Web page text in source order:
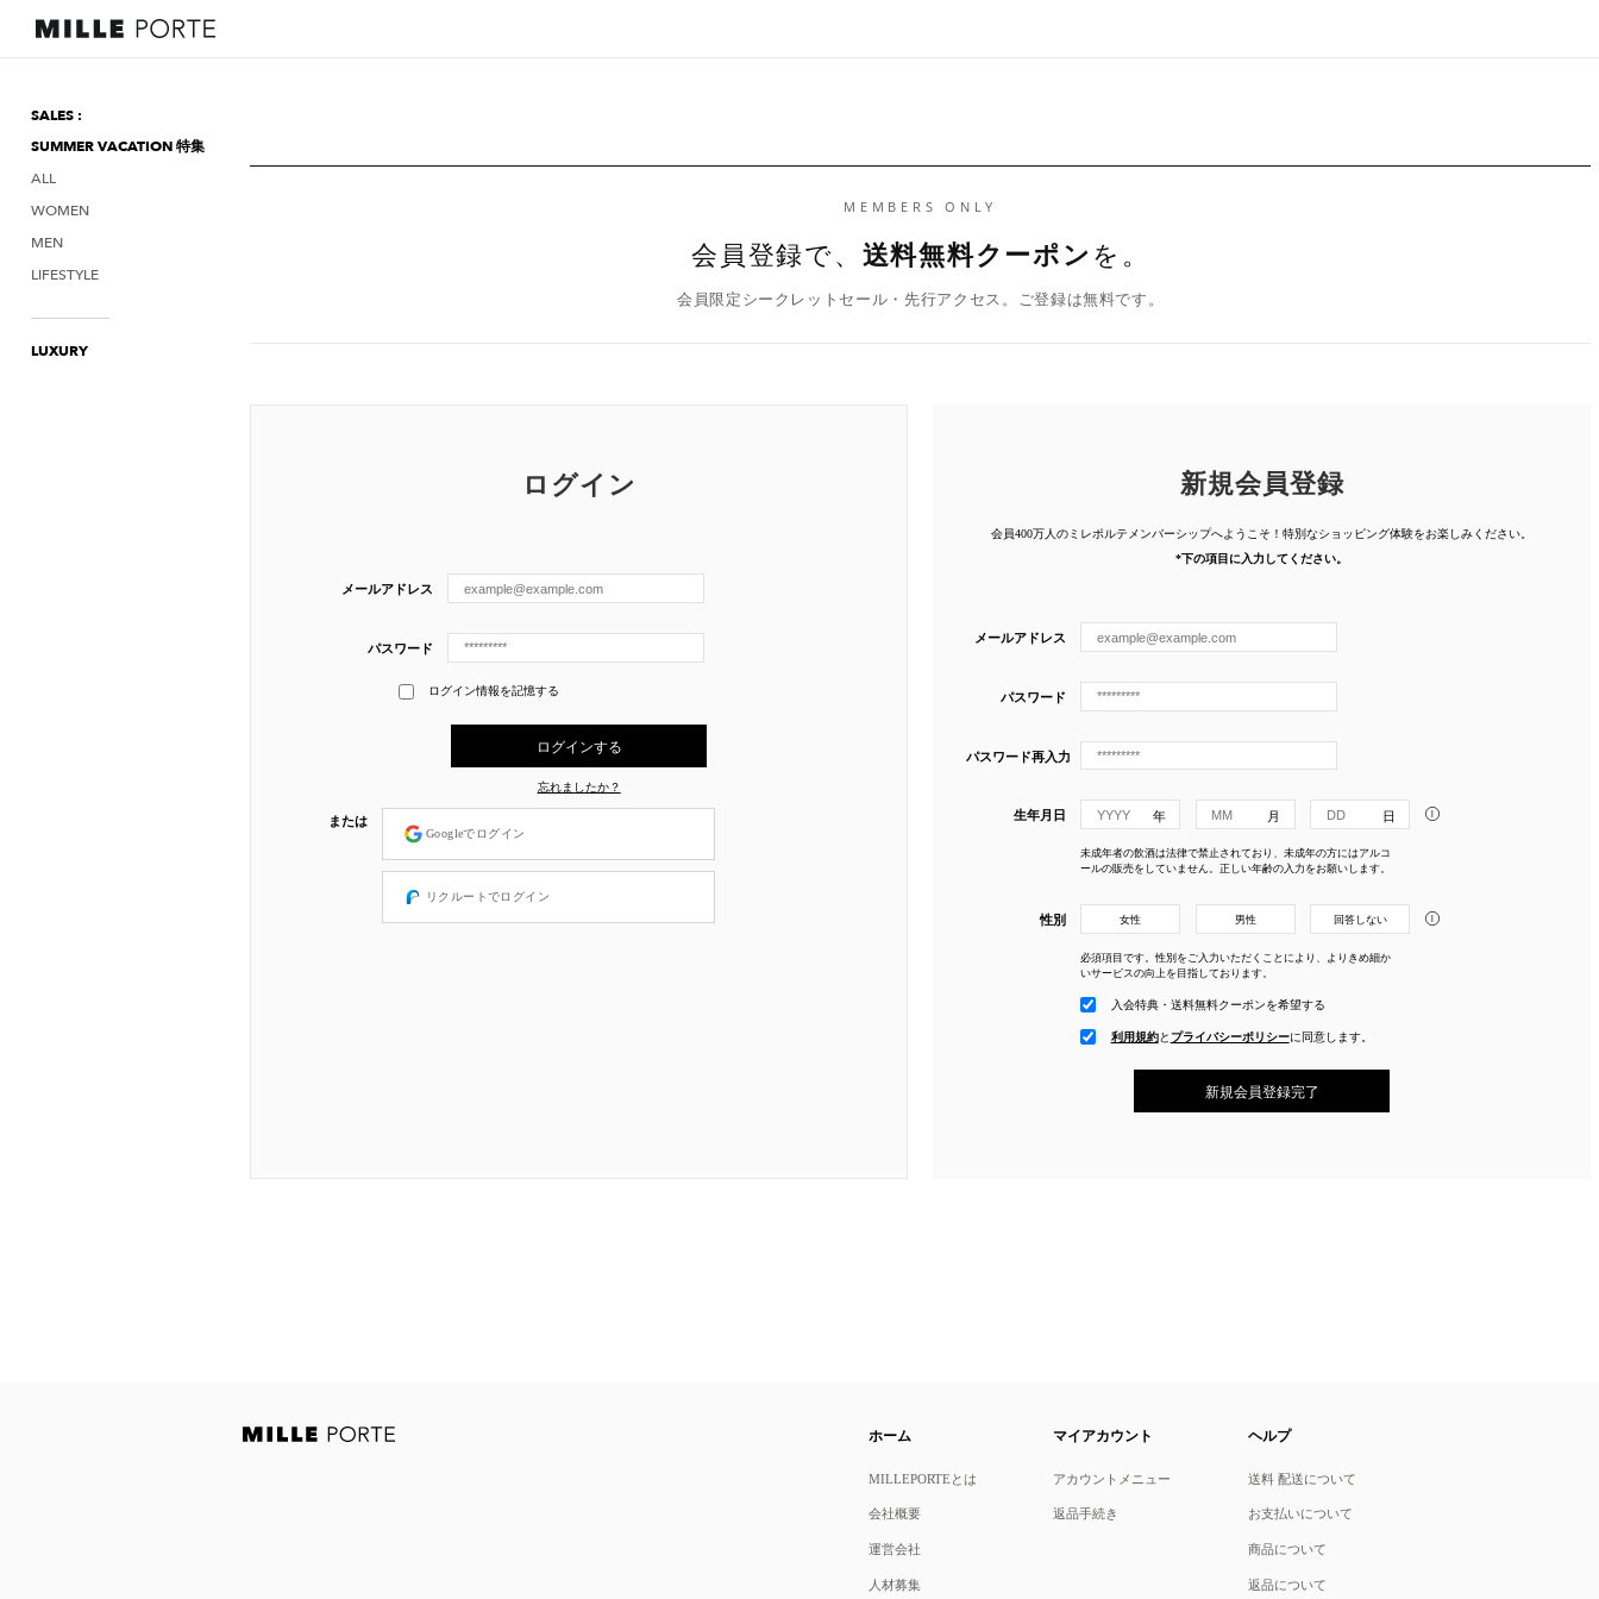
SALES :
SUMMER VACATION 特集
ALL
WOMEN
MEN
LIFESTYLE
LUXURY
MEMBERS ONLY
会員登録で、 送料無料クーポン を。
会員限定シークレットセール・先行アクセス。ご登録は無料です。
ログイン
メールアドレス
パスワード
ログイン情報を記憶する
忘れましたか？
または
Googleでログイン
リクルートでログイン
新規会員登録
会員400万人のミレポルテメンバーシップへようこそ！特別なショッピング体験を お楽しみください。
*下の項目に入力してください。
メールアドレス
パスワード
パスワード再入力
生年月日 i
未成年者の飲酒は法律で禁止されており、未成年の方にはアルコ
ールの販売をしていません。正しい年齢の入力をお願いします。
性別 女性 男性 回答しない i
必須項目です。性別をご入力いただくことにより、よりきめ細か
いサービスの向上を目指しております。
入会特典・送料無料クーポンを希望する
利用規約と プライバシーポリシーに 同意します。
ホーム
MILLEPORTEとは
会社概要
運営会社
人材募集
マイアカウント
アカウントメニュー
返品手続き
ヘルプ
送料 配送について
お支払いについて
商品について
返品について